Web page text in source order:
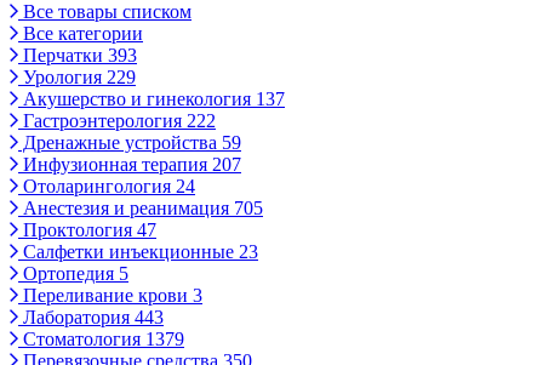
Все товары списком
Все категории
Перчатки 393
Урология 229
Акушерство и гинекология 137
Гастроэнтерология 222
Дренажные устройства 59
Инфузионная терапия 207
Отоларингология 24
Анестезия и реанимация 705
Проктология 47
Салфетки инъекционные 23
Ортопедия 5
Переливание крови 3
Лаборатория 443
Стоматология 1379
Перевязочные средства 350